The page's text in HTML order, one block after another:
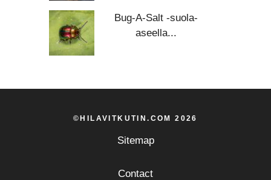
Bug-A-Salt -suola-
aseella...
©HILAVITKUTIN.COM 2026
Sitemap
Contact